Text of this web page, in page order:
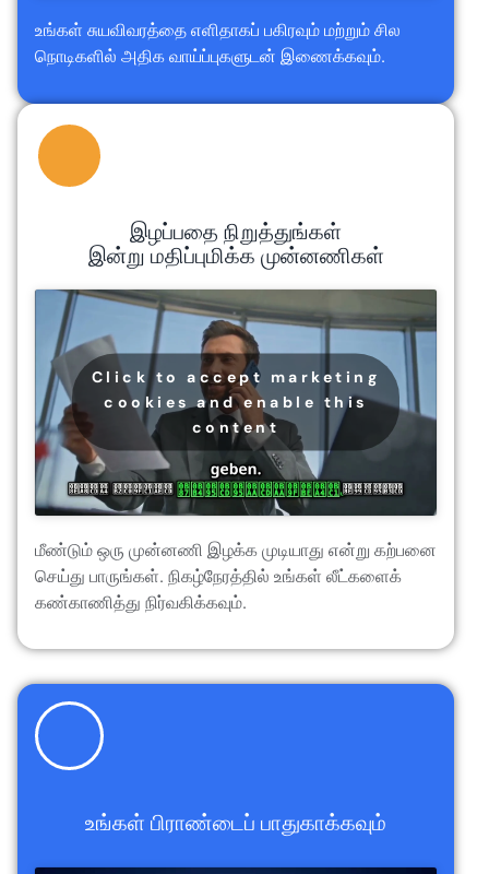
உங்கள் சுயவிவரத்தை எளிதாகப் பகிரவும் மற்றும் சில
நொடிகளில் அதிக வாய்ப்புகளுடன் இணைக்கவும்.
இழப்பதை நிறுத்துங்கள்
இன்று மதிப்புமிக்க முன்னணிகள்
Click to accept marketing
cookies and enable this
content
மீண்டும் ஒரு முன்னணி இழக்க முடியாது என்று கற்பனை
செய்து பாருங்கள். நிகழ்நேரத்தில் உங்கள் லீட்களைக்
கண்காணித்து நிர்வகிக்கவும்.
உங்கள் பிராண்டைப் பாதுகாக்கவும்